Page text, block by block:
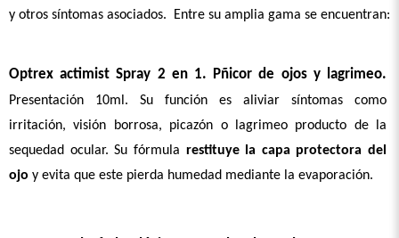
y otros síntomas asociados.  Entre su amplia gama se encuentran:
Optrex actimist Spray 2 en 1. Pñicor de ojos y lagrimeo.
Presentación 10ml. Su función es aliviar síntomas como
irritación, visión borrosa, picazón o lagrimeo producto de la
sequedad ocular. Su fórmula restituye la capa protectora del
ojo y evita que este pierda humedad mediante la evaporación.